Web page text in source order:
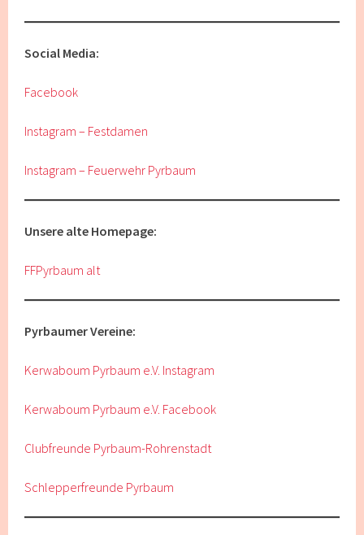
Social Media:
Facebook
Instagram – Festdamen
Instagram – Feuerwehr Pyrbaum
Unsere alte Homepage:
FFPyrbaum alt
Pyrbaumer Vereine:
Kerwaboum Pyrbaum e.V. Instagram
Kerwaboum Pyrbaum e.V. Facebook
Clubfreunde Pyrbaum-Rohrenstadt
Schlepperfreunde Pyrbaum